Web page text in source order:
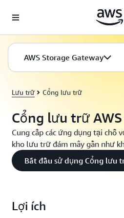
AWS Storage Gateway
Lưu trữ Cổng lưu trữ
Cổng lưu trữ AWS
Cung cấp các ứng dụng tại chỗ
kho lưu trữ đám mây gần như
Bắt đầu sử dụng Cổng lưu
Lợi ích